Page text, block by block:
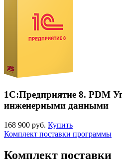
1С:Предприятие 8. PDM
инженерными данными
168 900 руб. Купить
Комплект поставки программы
Комплект поставки